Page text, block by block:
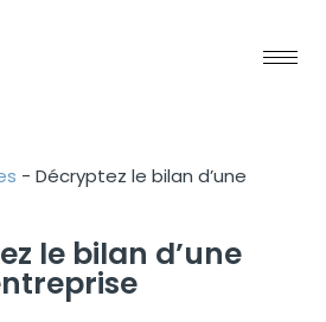
- Décryptez le bilan d’une
le bilan d’une